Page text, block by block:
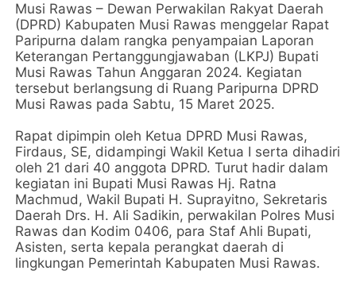
Musi Rawas – Dewan Perwakilan Rakyat Daerah
(DPRD) Kabupaten Musi Rawas menggelar Rapat
Paripurna dalam rangka penyampaian Laporan
Keterangan Pertanggungjawaban (LKPJ) Bupati
Musi Rawas Tahun Anggaran 2024. Kegiatan
tersebut berlangsung di Ruang Paripurna DPRD
Musi Rawas pada Sabtu, 15 Maret 2025.
Rapat dipimpin oleh Ketua DPRD Musi Rawas,
Firdaus, SE, didampingi Wakil Ketua I serta dihadiri
oleh 21 dari 40 anggota DPRD. Turut hadir dalam
kegiatan ini Bupati Musi Rawas Hj. Ratna
Machmud, Wakil Bupati H. Suprayitno, Sekretaris
Daerah Drs. H. Ali Sadikin, perwakilan Polres Musi
Rawas dan Kodim 0406, para Staf Ahli Bupati,
Asisten, serta kepala perangkat daerah di
lingkungan Pemerintah Kabupaten Musi Rawas.